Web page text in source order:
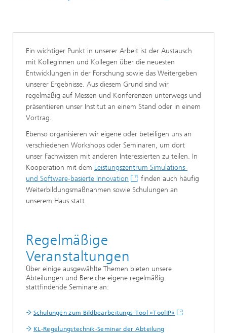
Ein wichtiger Punkt in unserer Arbeit ist der Austausch
mit Kolleginnen und Kollegen über die neuesten
Entwicklungen in der Forschung sowie das Weitergeben
unserer Ergebnisse. Aus diesem Grund sind wir
regelmäßig auf Messen und Konferenzen unterwegs und
präsentieren unser Institut an einem Stand oder in einem
Vortrag.
Ebenso organisieren wir eigene oder beteiligen uns an
verschiedenen Workshops oder Seminaren, um dort
unser Fachwissen mit anderen Interessierten zu teilen. In
Kooperation mit dem Leistungszentrum Simulations-
und Software-basierte Innovation
finden auch häufig
Weiterbildungsmaßnahmen sowie Schulungen an
unserem Haus statt.
Regelmäßige
Veranstaltungen
Über einige ausgewählte Themen bieten unsere
Abteilungen und Bereiche eigene regelmäßig
stattfindende Seminare an:
Schulungen zum Bildbearbeitungs-Tool »ToolIP«
KL-Regelungstechnik-Seminar der Abteilung